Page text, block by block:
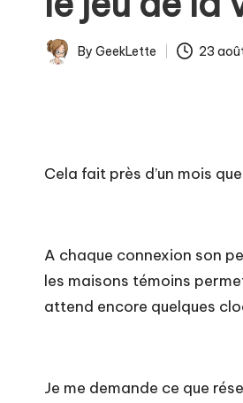
e
e
Posted
By GeekLette 23
Cela fait près d’un mois
A chaque connexion son
les maisons témoins
attend encore quelques
Je me demande ce que